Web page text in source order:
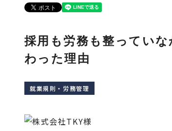
採用も労務も整ってい
わった理由
就業規則・労務管理